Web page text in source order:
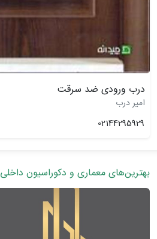
درب ورودی ضد سرقت
امیر درب
02144295929
بهترین‌های معماری و دکوراسیون داخلی